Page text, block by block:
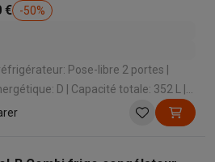
€
-50%
Pose-libre 2 portes |
| Capacité totale: 352 L |
froid congélateur: No Frost | Niveau